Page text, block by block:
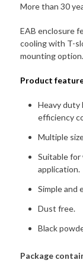
More than 30
EAB enclosure
cooling with T-
mounting option.
Product
Heavy duty
efficiency
Multiple
Suitable
application.
Simple and
Dust free.
Black
Package